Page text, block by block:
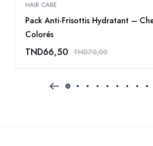
HAIR CARE
Pack Anti-Frisottis Hydratant –
Colorés
TND66,50 TND70,00